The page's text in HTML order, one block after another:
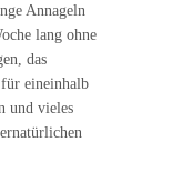
Annageln
lang ohne
das
für eineinhalb
und vieles